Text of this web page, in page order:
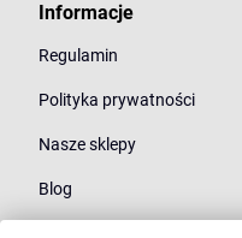
Informacje
Regulamin
Polityka prywatności
Nasze sklepy
Blog